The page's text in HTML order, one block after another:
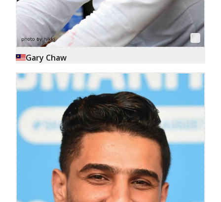
Gary Chaw